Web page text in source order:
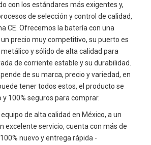
con los estándares más exigentes y,
de selección y control de calidad,
CE. Ofrecemos la batería con una
precio muy competitivo, su puerto es
y sólido de alta calidad para
de corriente estable y su durabilidad.
de su marca, precio y variedad, en
tener todos estos, el producto se
y 100% seguros para comprar.
de alta calidad en México, a un
excelente servicio, cuenta con más de
nuevo y entrega rápida -